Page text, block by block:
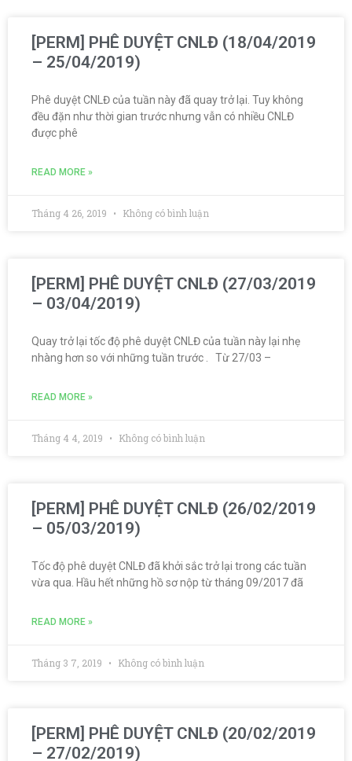
[PERM] PHÊ DUYỆT CNLĐ (18/04/2019
– 25/04/2019)
Phê duyệt CNLĐ của tuần này đã quay trở lại. Tuy không
đều đặn như thời gian trước nhưng vẫn có nhiều CNLĐ
được phê
READ MORE »
Tháng 4 26, 2019 Không có bình luận
[PERM] PHÊ DUYỆT CNLĐ (27/03/2019
– 03/04/2019)
Quay trở lại tốc độ phê duyệt CNLĐ của tuần này lại nhẹ
nhàng hơn so với những tuần trước . Từ 27/03 –
READ MORE »
Tháng 4 4, 2019 Không có bình luận
[PERM] PHÊ DUYỆT CNLĐ (26/02/2019
– 05/03/2019)
Tốc độ phê duyệt CNLĐ đã khởi sắc trở lại trong các tuần
vừa qua. Hầu hết những hồ sơ nộp từ tháng 09/2017 đã
READ MORE »
Tháng 3 7, 2019 Không có bình luận
[PERM] PHÊ DUYỆT CNLĐ (20/02/2019
– 27/02/2019)